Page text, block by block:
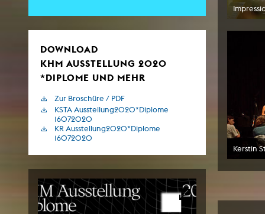
Kerstin
DOWNLOAD
KHM AUSSTELLUNG 2020
*DIPLOME UND MEHR
Zur Broschüre / PDF
KSTA Ausstellung2020*Diplome
16072020
KR Ausstellung2020*Diplome
16072020
Art and
Case –